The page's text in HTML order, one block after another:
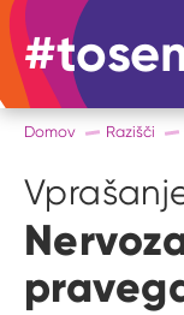
Domov Razišči